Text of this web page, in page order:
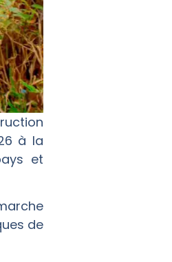
à la
et
de